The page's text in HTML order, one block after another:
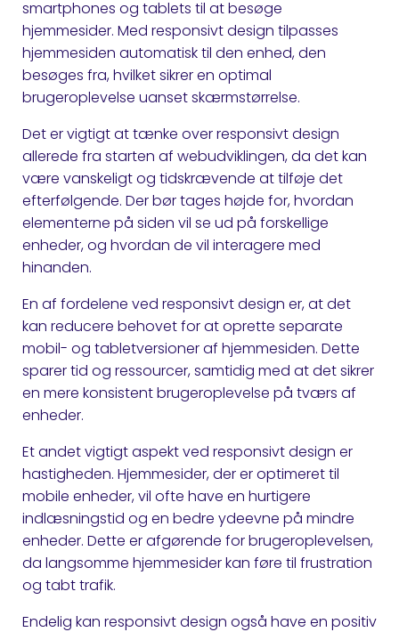
smartphones og tablets til at besøge
hjemmesider. Med responsivt design tilpasses
hjemmesiden automatisk til den enhed, den
besøges fra, hvilket sikrer en optimal
brugeroplevelse uanset skærmstørrelse.
Det er vigtigt at tænke over responsivt design
allerede fra starten af webudviklingen, da det kan
være vanskeligt og tidskrævende at tilføje det
efterfølgende. Der bør tages højde for, hvordan
elementerne på siden vil se ud på forskellige
enheder, og hvordan de vil interagere med
hinanden.
En af fordelene ved responsivt design er, at det
kan reducere behovet for at oprette separate
mobil- og tabletversioner af hjemmesiden. Dette
sparer tid og ressourcer, samtidig med at det sikrer
en mere konsistent brugeroplevelse på tværs af
enheder.
Et andet vigtigt aspekt ved responsivt design er
hastigheden. Hjemmesider, der er optimeret til
mobile enheder, vil ofte have en hurtigere
indlæsningstid og en bedre ydeevne på mindre
enheder. Dette er afgørende for brugeroplevelsen,
da langsomme hjemmesider kan føre til frustration
og tabt trafik.
Endelig kan responsivt design også have en positiv